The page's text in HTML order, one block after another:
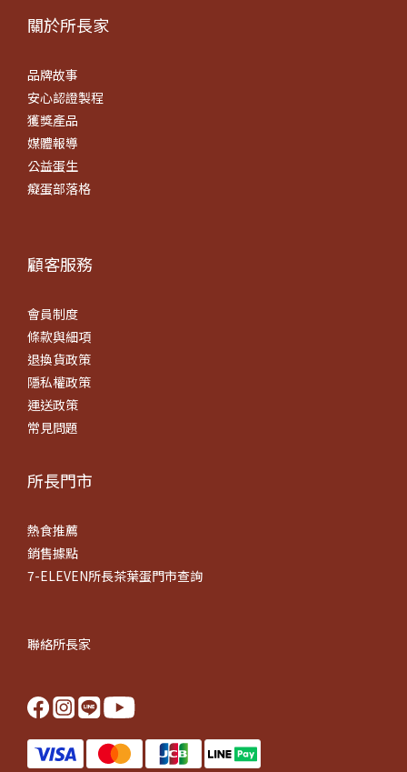
關於所長​家
品牌故事
安心認證製程
獲獎產品
媒體報導
公益蛋生
癡蛋部落格
顧客服務
會員制度
條款與細項
退換貨政策
隱私權政策
運送政策
常見問題
所長門市
熱食推薦
銷售據點
7-ELEVEN所長茶葉蛋門市查詢
聯絡所長家